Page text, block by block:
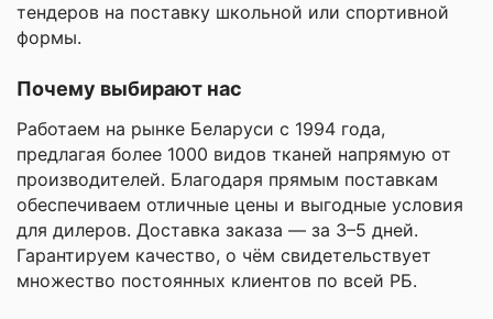
тендеров на поставку школьной или спортивной
формы.
Почему выбирают нас
Работаем на рынке Беларуси с 1994 года,
предлагая более 1000 видов тканей напрямую от
производителей. Благодаря прямым поставкам
обеспечиваем отличные цены и выгодные условия
для дилеров. Доставка заказа — за 3–5 дней.
Гарантируем качество, о чём свидетельствует
множество постоянных клиентов по всей РБ.